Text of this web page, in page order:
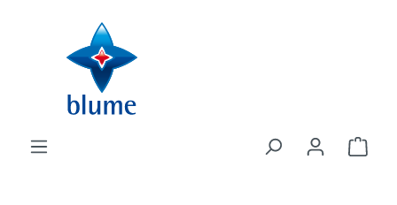
Zum Hauptinhalt springen